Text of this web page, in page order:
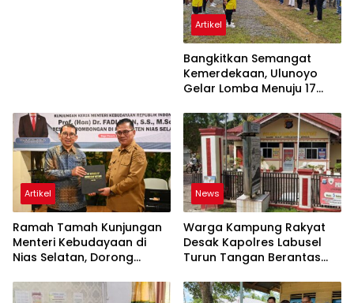
Artikel
Bangkitkan Semangat
Kemerdekaan, Ulunoyo
Gelar Lomba Menuju 17
Artikel
Ramah Tamah Kunjungan
Menteri Kebudayaan di
Nias Selatan, Dorong
Target UNESCO
News
Warga Kampung Rakyat
Desak Kapolres Labusel
Turun Tangan Berantas
di Perlabian